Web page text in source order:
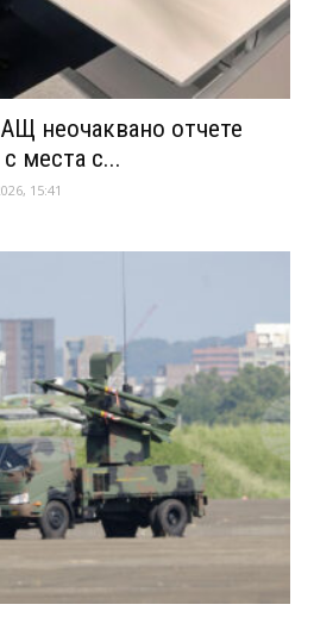
неочаквано отчете
места с...
15:41